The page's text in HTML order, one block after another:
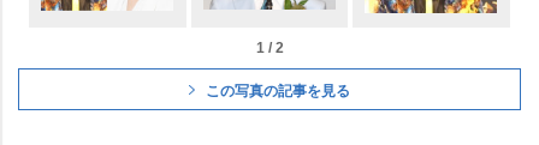
1 / 2
この写真の記事を見る